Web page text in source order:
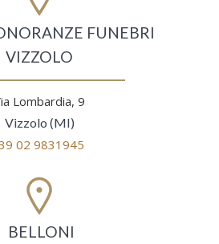
FUNEBRI
VIZZOLO
Lombardia, 9
Vizzolo (MI)
02 9831945
BELLONI